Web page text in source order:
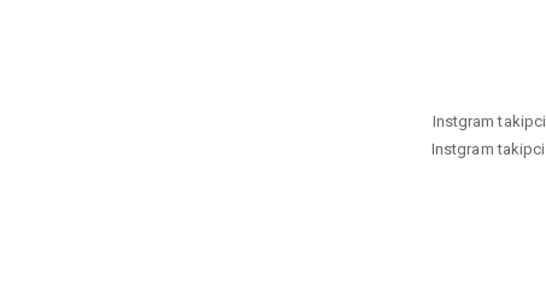
Instgram
Instgram takipci